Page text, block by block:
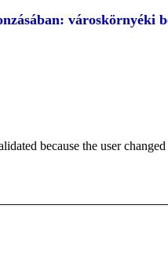
városkörnyéki
because the user